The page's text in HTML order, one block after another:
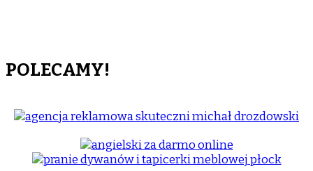
POLECAMY!